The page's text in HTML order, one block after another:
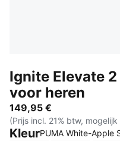
Ignite Elevate
voor heren
149,95 €
(Prijs incl. 21% btw, mogelijk
KleurPUMA White-Apple